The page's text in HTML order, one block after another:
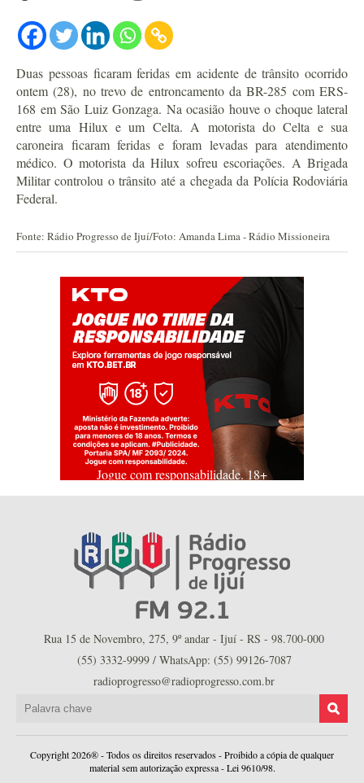
Duas pessoas ficaram feridas em acidente de trânsito ocorrido
ontem (28), no trevo de entroncamento da BR-285 com ERS-
168 em São Luiz Gonzaga. Na ocasião houve o choque lateral
entre uma Hilux e um Celta. A motorista do Celta e sua
caroneira ficaram feridas e foram levadas para atendimento
médico. O motorista da Hilux sofreu escoriações. A Brigada
Militar controlou o trânsito até a chegada da Polícia Rodoviária
Federal.
Fonte: Rádio Progresso de Ijuí/Foto: Amanda Lima - Rádio Missioneira
Jogue com responsabilidade. 18+
Rua 15 de Novembro, 275, 9º andar - Ijuí - RS - 98.700-000
(55) 3332-9999 / WhatsApp: (55) 99126-7087
radioprogresso@radioprogresso.com.br
Copyright 2026® - Todos os direitos reservados - Proibido a cópia de qualquer
material sem autorização expressa - Lei 9610/98.